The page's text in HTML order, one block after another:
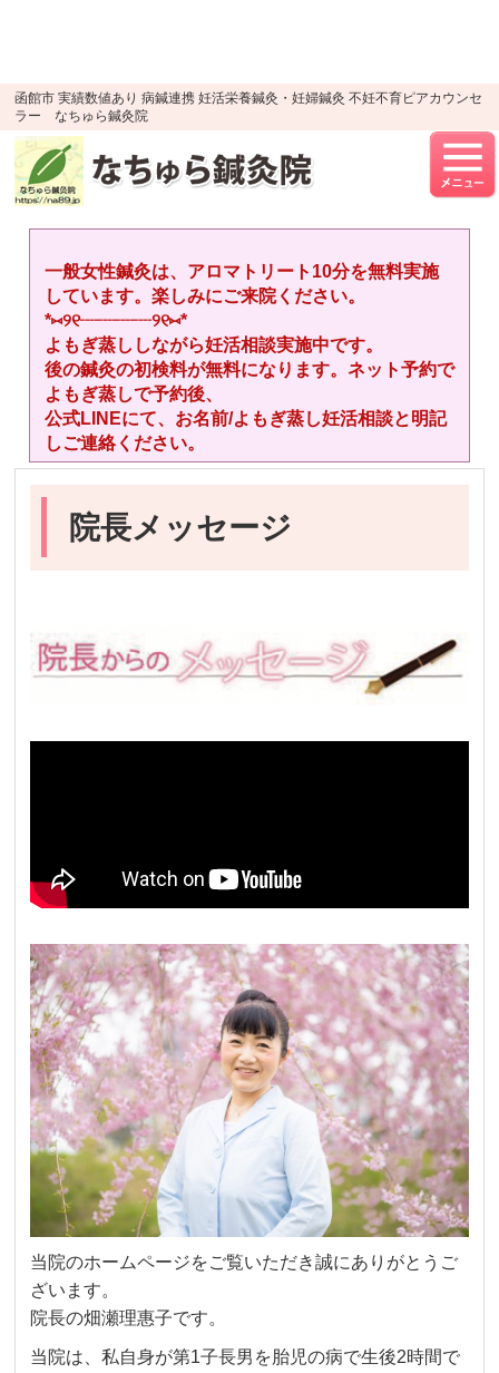
函館市 実績数値あり 病鍼連携 妊活栄養鍼灸・妊婦鍼灸 不妊不育ピアカウンセ
ラー なちゅら鍼灸院
一般女性鍼灸は、アロマトリート10分を無料実施
しています。楽しみにご来院ください。
*⑅︎୨୧┈︎┈︎┈︎┈︎୨୧⑅︎*
よもぎ蒸ししながら妊活相談実施中です。
後の鍼灸の初検料が無料になります。ネット予約で
よもぎ蒸しで予約後、
公式LINEにて、お名前/よもぎ蒸し妊活相談と明記
しご連絡ください。
院長メッセージ
当院のホームページをご覧いただき誠にありがとうご
ざいます。
院長の畑瀬理惠子です。
当院は、私自身が第1子長男を胎児の病で生後2時間で